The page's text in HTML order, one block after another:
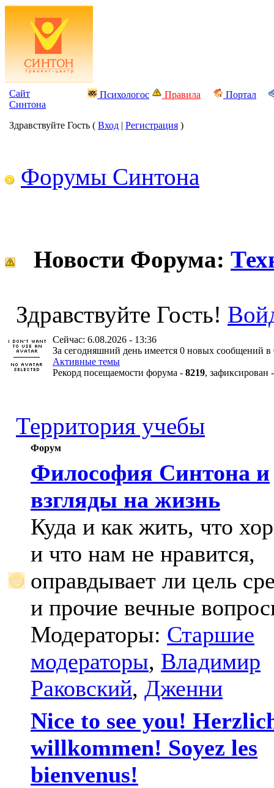
Сайт
Синтона
Психологос Правила Портал
Здравствуйте Гость ( Вход | Регистрация )
Форумы Синтона
Новости Форума:
Здравствуйте Гость!
Сейчас: 6.08.2026 - 13:36
За сегодняшний день имеется 0 новых сообщений в
Активные темы
Рекорд посещаемости форума - 8219, зафиксирован
Территория учебы
Форум
Философия Синтона и
взгляды на жизнь
Куда и как жить, что
и что нам не нравится,
оправдывает ли цель
и прочие вечные
Модераторы: Старшие
модераторы, Владимир
Раковский, Дженни
Nice to see you!
willkommen! Soyez les
bienvenus!